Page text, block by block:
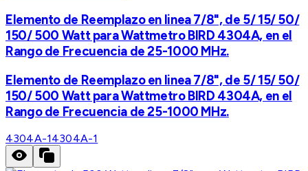
Elemento de Reemplazo en linea 7/8", de 5/ 15/ 50/
150/ 500 Watt para Wattmetro BIRD 4304A, en el
Rango de Frecuencia de 25-1000 MHz.
Elemento de Reemplazo en linea 7/8", de 5/ 15/ 50/
150/ 500 Watt para Wattmetro BIRD 4304A, en el
Rango de Frecuencia de 25-1000 MHz.
4304A-14304A-1